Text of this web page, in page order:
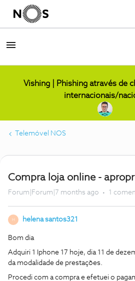
Vishing | Phishing através de
internacionais/
Telemóvel NOS
Compra loja online -
Forum|Forum|7 months ago 1
helena santos321
Bom dia
Adquiri 1 Iphone 17 hoje, dia 11 de
da modalidade de prestações.
Procedi com a compra e efetuei o